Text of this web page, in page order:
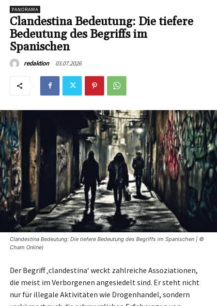
PANORAMA
Clandestina Bedeutung: Die tiefere
Bedeutung des Begriffs im
Spanischen
redaktion 03.07.2026
Clandestina Bedeutung: Die tiefere Bedeutung des Begriffs im Spanischen | ©
Cham Online)
Der Begriff ‚clandestina‘ weckt zahlreiche Assoziationen,
die meist im Verborgenen angesiedelt sind. Er steht nicht
nur für illegale Aktivitäten wie Drogenhandel, sondern